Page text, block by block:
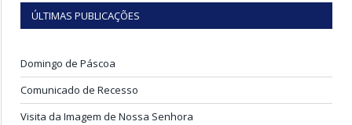
ÚLTIMAS PUBLICAÇÕES
Domingo de Páscoa
Comunicado de Recesso
Visita da Imagem de Nossa Senhora